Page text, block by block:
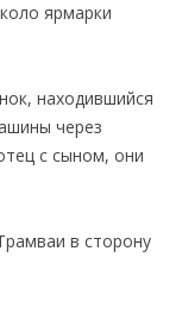
ярмарки
находившийся
через
с сыном, они
в сторону